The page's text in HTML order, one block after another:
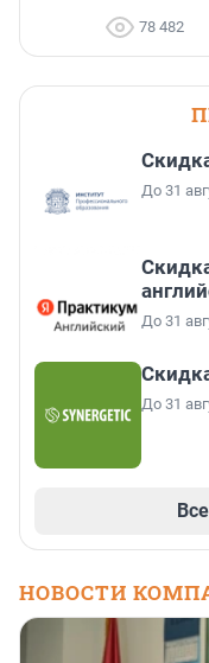
78 482
До 31
До 31
До 31
НОВОСТИ